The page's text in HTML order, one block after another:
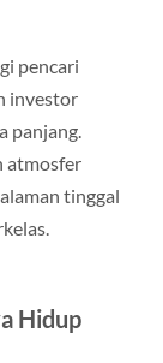
pencari
investor
panjang.
atmosfer
tinggal
Hidup